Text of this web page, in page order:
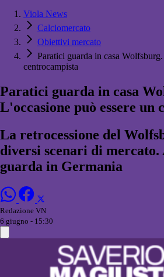
Viola News
Calciomercato
Obiettivi mercato
Paratici guarda in casa
centrocampista
Paratici guarda in casa
L'occasione può essere un
La retrocessione del
diversi scenari di mercato.
guarda in Germania
Redazione VN
6 giugno - 15:30